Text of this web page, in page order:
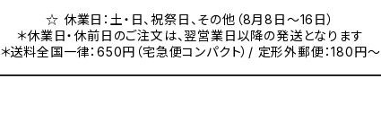
☆ 休業日：土・日、祝祭日、その他（8月8日～16日）
＊休業日・休前日のご注文は、翌営業日以降の発送となります
＊送料全国一律：650円（宅急便コンパクト）/ 定形外郵便：180円～